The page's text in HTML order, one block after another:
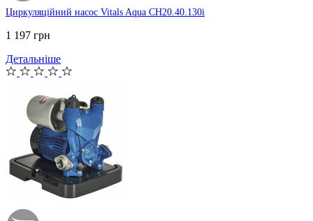
Циркуляційний насос Vitals Aqua CH20.40.130i
1 197 грн
Детальніше